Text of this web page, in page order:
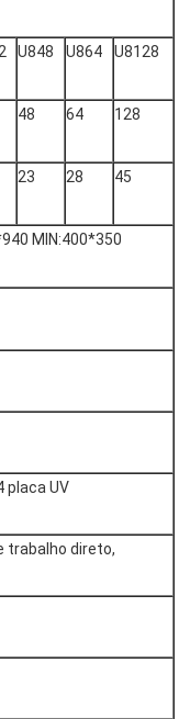
U848 U864 U8128
48 64 128
23 28 45
MIN:400*350
placa UV
trabalho direto,